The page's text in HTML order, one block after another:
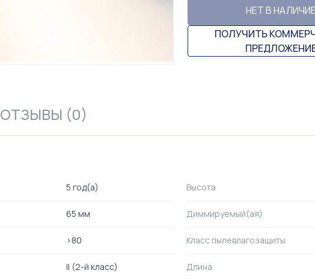
НЕТ В НАЛИЧИЕ
ПОЛУЧИТЬ
ОТЗЫВЫ (0)
5 год(а) Высота
65 мм Диммируемый(ая)
>80 Класс пылевлагозащиты
II (2-й класс) Длина